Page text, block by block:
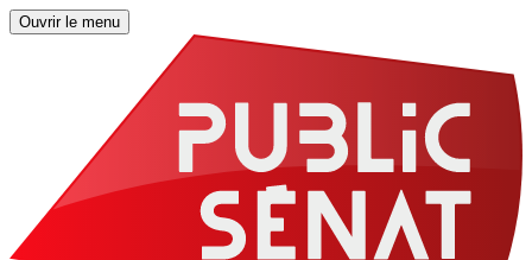
Ouvrir le menu